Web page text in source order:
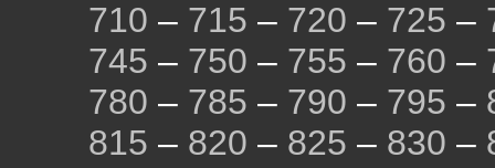
710 – 715 – 720 – 725 –
745 – 750 – 755 – 760 –
780 – 785 – 790 – 795 –
815 – 820 – 825 – 830 –